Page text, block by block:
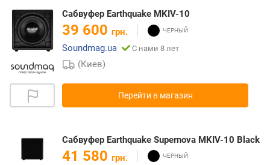
Сабвуфер Earthquake MKIV-10
39 600 грн.
Soundmag.ua
С нами 8 лет
(Киев)
Перейти в магазин
Сабвуфер Earthquake Supernova MKIV-10 Black
41 580 грн.